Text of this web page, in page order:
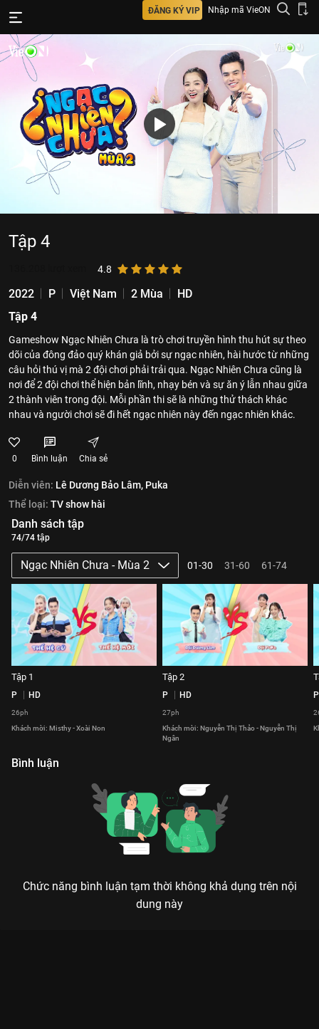
ĐĂNG KÝ VIP Nhập mã VieON
Tập 4
4.8
2022 P Việt Nam 2 Mùa
HD
Tập 4
Gameshow Ngạc Nhiên Chưa là trò chơi truyền hình thu hút sự theo
dõi của đông đảo quý khán giả bởi sự ngạc nhiên, hài hước từ những
câu hỏi thú vị mà 2 đội chơi phải trải qua. Ngạc Nhiên Chưa cũng là
nơi để 2 đội chơi thể hiện bản lĩnh, nhạy bén và sự ăn ý lẫn nhau giữa
2 thành viên trong đội. Mỗi phần thi sẽ là những thử thách khác
nhau và người chơi sẽ đi hết ngạc nhiên này đến ngạc nhiên khác.
0 Bình luận Chia sẻ
Diễn viên: Lê Dương Bảo Lâm, Puka
Thể loại: TV show hài
Danh sách tập
74/74 tập
Ngạc Nhiên Chưa - Mùa 2 01-30 31-60 61-74
Tập 1
P HD
26ph
Khách mời: Misthy - Xoài Non
Tập 2
P HD
27ph
Khách mời: Nguyễn Thị Thảo - Nguyễn Thị
Ngân
P
Bình luận
Chức năng bình luận tạm thời không khả dụng trên nội
dung này